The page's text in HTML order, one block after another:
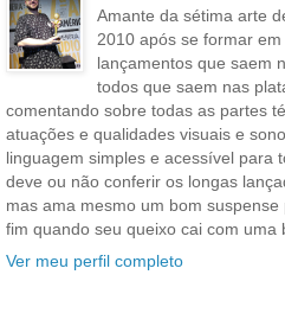
Amante da sétima arte
2010 após se formar
lançamentos que saem
todos que saem nas
comentando sobre todas as partes
atuações e qualidades visuais e
linguagem simples e acessível para
deve ou não conferir os longas
mas ama mesmo um bom
fim quando seu queixo cai com uma
Ver meu perfil completo